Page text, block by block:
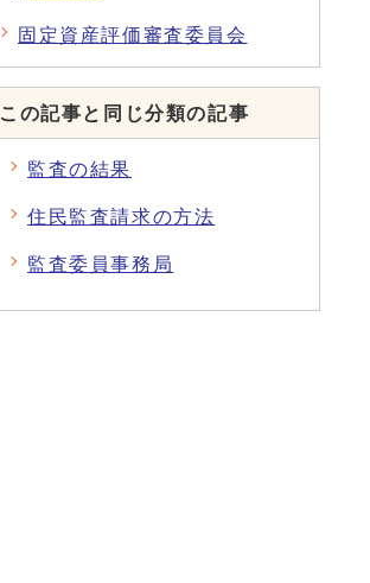
固定資産評価審査委員会
この記事と同じ分類の記事
監査の結果
住民監査請求の方法
監査委員事務局